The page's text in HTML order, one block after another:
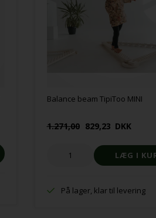
Balance beam TipiToo MINI
1.271,00 829,23 DKK
På lager, klar til levering